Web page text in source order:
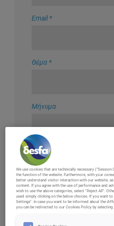
Email*
Θέμα *
Μήνυμα
We use cookies that are technically necessary
the function of the website. Furthermore, with your
better understand visitor interaction with our website,
content. If you agree with the use of performance and
wish to use the above categories, select "Reject All".
used simply clicking on the below choices. If you want
Settings". In case you want to be informed about the
you can be redirected to our Cookies Policy by selecting